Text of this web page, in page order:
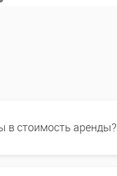
в стоимость аренды?